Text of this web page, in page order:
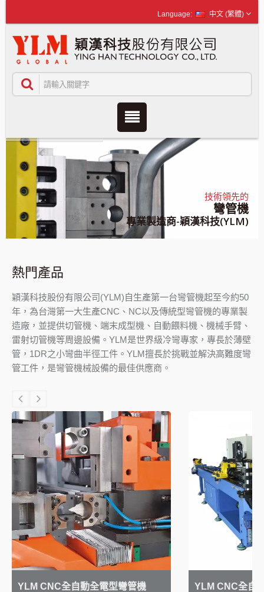
中文 (繁體)
技術領先的
彎管機
專業製造商-穎漢科技(YLM)
熱門產品
穎漢科技股份有限公司(YLM)自生產第一台彎管機起至今約50
年，為台灣第一大生產CNC、NC以及傳統型彎管機的專業製
造廠，並提供切管機、端末成型機、自動餵料機、機械手臂、
雷射切管機等周邊設備。YLM是世界級冷彎專家，專長於薄壁
管，1DR之小彎曲半徑工件。YLM擅長於挑戰並解決高難度彎
管工件，是彎管機械設備的最佳供應商。
YLM CNC全自動全電型彎管機 YLM CNC全自